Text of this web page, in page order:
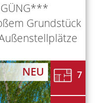
Grundstück
7